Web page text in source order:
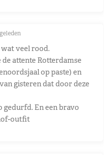
veel rood.
de attente Rotterdamse
op paste) en
gisteren dat door deze
gedurfd. En een bravo
outfit